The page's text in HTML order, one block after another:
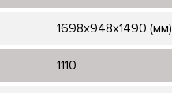
1698х948х1490 (мм)
1110